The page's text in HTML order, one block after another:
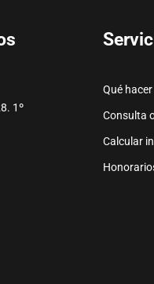
1º
Qué
Consulta
Calcular